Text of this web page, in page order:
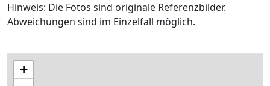
Hinweis: Die Fotos sind originale Referenzbilder.
Abweichungen sind im Einzelfall möglich.
+